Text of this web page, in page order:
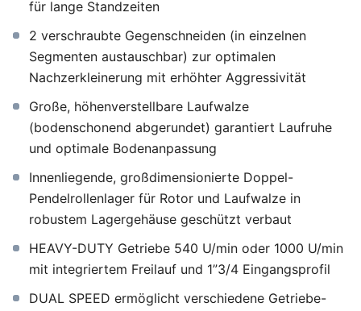
für lange Standzeiten
2 verschraubte Gegenschneiden (in einzelnen
Segmenten austauschbar) zur optimalen
Nachzerkleinerung mit erhöhter Aggressivität
Große, höhenverstellbare Laufwalze
(bodenschonend abgerundet) garantiert Laufruhe
und optimale Bodenanpassung
Innenliegende, großdimensionierte Doppel-
Pendelrollenlager für Rotor und Laufwalze in
robustem Lagergehäuse geschützt verbaut
HEAVY-DUTY Getriebe 540 U/min oder 1000 U/min
mit integriertem Freilauf und 1”3/4 Eingangsprofil
DUAL SPEED ermöglicht verschiedene Getriebe-